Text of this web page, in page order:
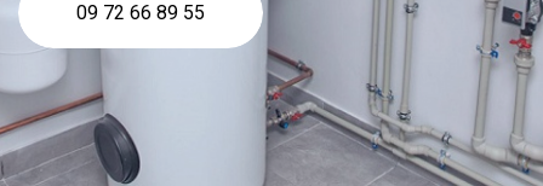
09 72 66 89 55